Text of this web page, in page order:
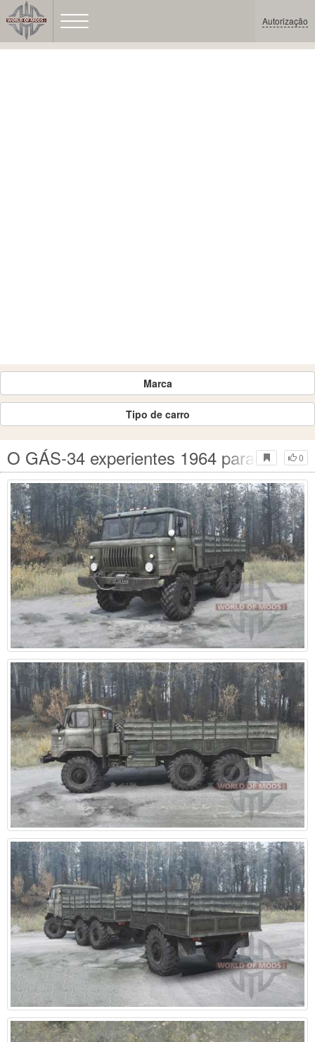
Autorização
Marca
Tipo de carro
0
O GÁS-34 experientes 1964 para